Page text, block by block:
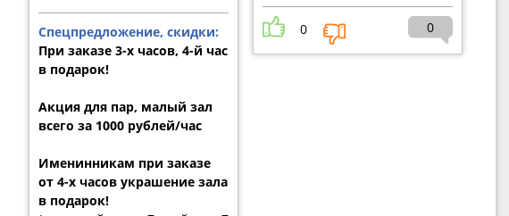
Спецпредложение, скидки:
При заказе 3-х часов, 4-й час
в подарок!
Акция для пар, малый зал
всего за 1000 рублей/час
Именинникам при заказе
от 4-х часов украшение зала
в подарок!
0 0